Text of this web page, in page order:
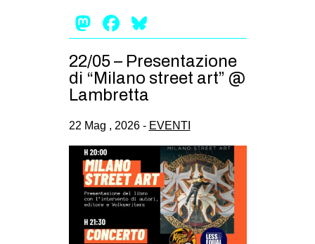
GENERI
MIGRAZIONI
PRECARIATO
REPRESSIONE
ARTE
CINEMA
MANIFESTI
MUSICA
Mastodon
Facebook
22/05 – Presentazione
di “Milano street art” @
Lambretta
22 Mag , 2026 - EVENTI